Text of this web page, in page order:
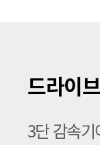
드라이
3단 감속